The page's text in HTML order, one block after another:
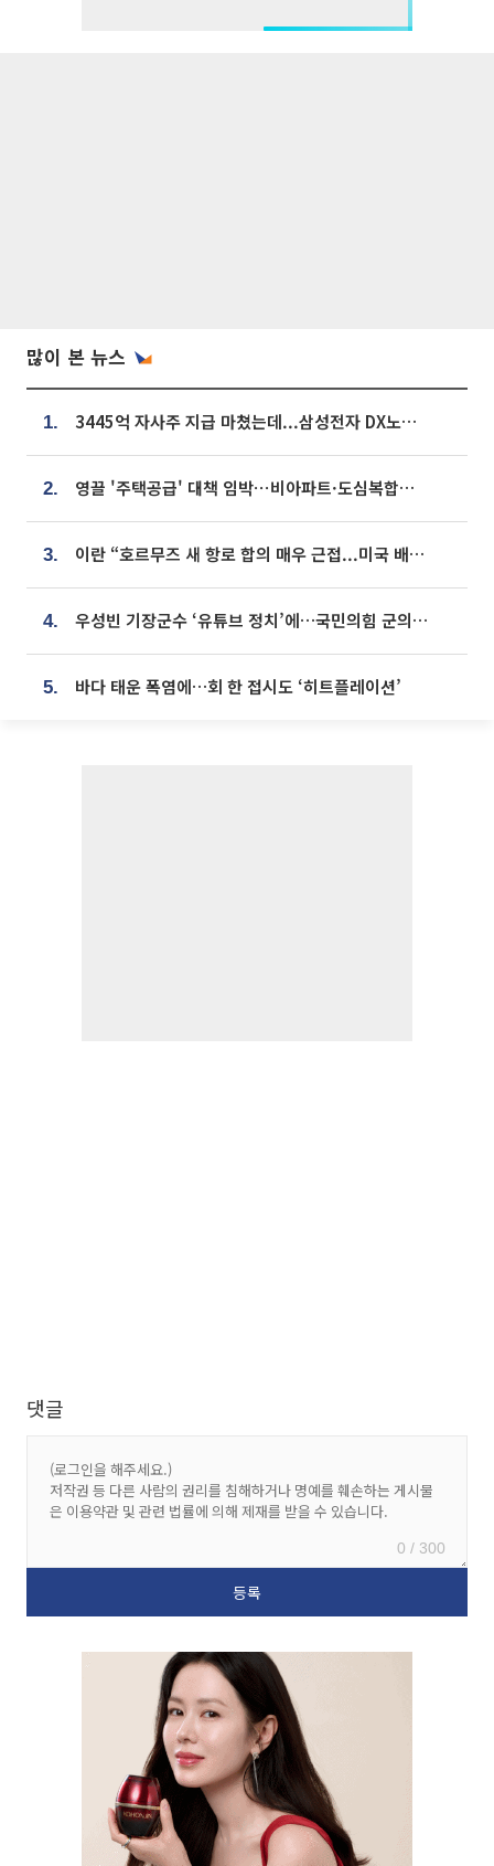
많이 본 뉴스
1. 3445억 자사주 지급 마쳤는데...삼성전자 DX노조, 뒤늦은 '떼쓰기 집회'
2. 영끌 '주택공급' 대책 임박⋯비아파트·도심복합까지 총동원
3. 이란 “호르무즈 새 항로 합의 매우 근접...미국 배상 먼저”
4. 우성빈 기장군수 ‘유튜브 정치’에…국민의힘 군의원들 집단 반발
5. 바다 태운 폭염에…회 한 접시도 ‘히트플레이션’
댓글
0 / 300